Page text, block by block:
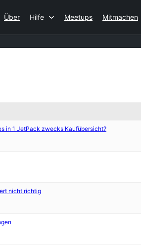
Über Hilfe Meetups Mitmachen
in 1 JetPack zwecks Kaufübersicht?
nicht richtig